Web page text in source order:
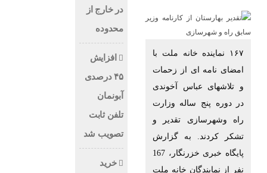
۱۶۷ نماینده خانه ملت با
امضای نامه ای از زحمات
و تلاشهای عباس آخوندی
در دوره پنج ساله وزارت
راه وشهرسازی تقدیر و
تشکر کردند. به گزارش
پایگاه خبری خزرنگار، 167
نفر از نمایندگان خانه ملت
در خارج از
محدوده
افزایش
۴۵ درصدی
آبونمان
تلفن ثابت
تصویب شد
خرید